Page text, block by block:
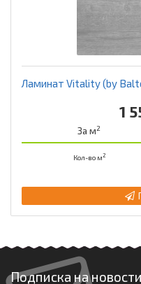
Ламинат Vitality (by
1
За м2
Кол-во м2
Подписка на новости